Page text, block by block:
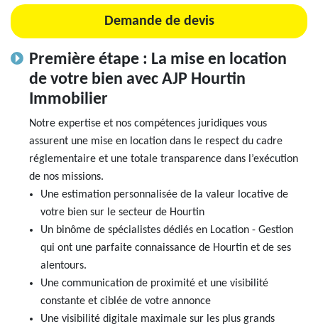
LOCATIONS DE VACANCES
ENTREPRISES
DEVENIR FRANCHISÉ
AJP Actualités
Service Qualité Clients
Demande de devis
Première étape : La mise en location
de votre bien avec AJP Hourtin
Immobilier
Notre expertise et nos compétences juridiques vous
assurent une mise en location dans le respect du cadre
réglementaire et une totale transparence dans l’exécution
de nos missions.
Une estimation personnalisée de la valeur locative de
votre bien sur le secteur de Hourtin
Un binôme de spécialistes dédiés en Location - Gestion
qui ont une parfaite connaissance de Hourtin et de ses
alentours.
Une communication de proximité et une visibilité
constante et ciblée de votre annonce
Une visibilité digitale maximale sur les plus grands